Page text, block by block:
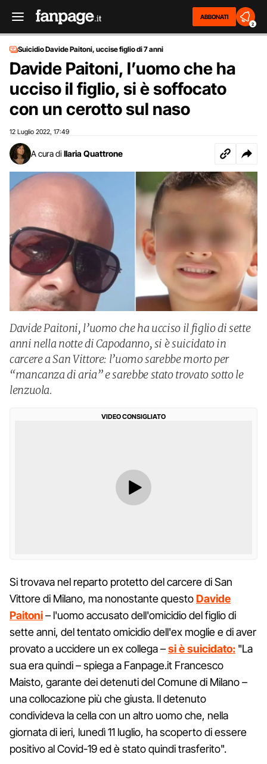
ABBONATI
2
Suicidio Davide Paitoni, uccise figlio di 7 anni
Davide Paitoni, l’uomo che ha
ucciso il figlio, si è soffocato
con un cerotto sul naso
12 Luglio 2022 17:49
A cura di Ilaria Quattrone
Davide Paitoni, l’uomo che ha ucciso il figlio di sette
anni nella notte di Capodanno, si è suicidato in
carcere a San Vittore: l’uomo sarebbe morto per
“mancanza di aria” e sarebbe stato trovato sotto le
lenzuola.
VIDEO CONSIGLIATO
Si trovava nel reparto protetto del carcere di San
Vittore di Milano, ma nonostante questoDavide
Paitoni– l'uomo accusato dell'omicidio del figlio di
sette anni, del tentato omicidio dell'ex moglie e di aver
provato a uccidere un ex collega –si è suicidato: "La
sua era quindi – spiega a Fanpage.it Francesco
Maisto, garante dei detenuti del Comune di Milano –
una collocazione più che giusta. Il detenuto
condivideva la cella con un altro uomo che, nella
giornata di ieri, lunedì 11 luglio, ha scoperto di essere
positivo al Covid-19 ed è stato quindi trasferito".